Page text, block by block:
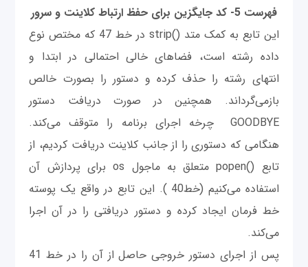
فهرست 5- كد جايگزين برای حفظ ارتباط كلاينت و سرور
این تابع به کمک متد ()strip در خط 47 که مختص نوع
داده رشته است، فضاهای خالی احتمالی در ابتدا و
انتهای رشته را حذف کرده و دستور را بصورت خالص
بازمی‌گرداند. همچنین در صورت دریافت دستور
GOODBYE چرخه اجرای برنامه را متوقف می‌کند.
هنگامی که دستوری را از جانب کلاینت دریافت کردیم، از
تابع ()popen متعلق به ماجول os برای پردازش آن
استفاده می‌کنیم (خط40 ). این تابع در واقع یک پوسته
خط فرمان ایجاد کرده و دستور دریافتی را در آن اجرا
می‌کند.
پس از اجرای دستور خروجی حاصل از آن را در خط 41